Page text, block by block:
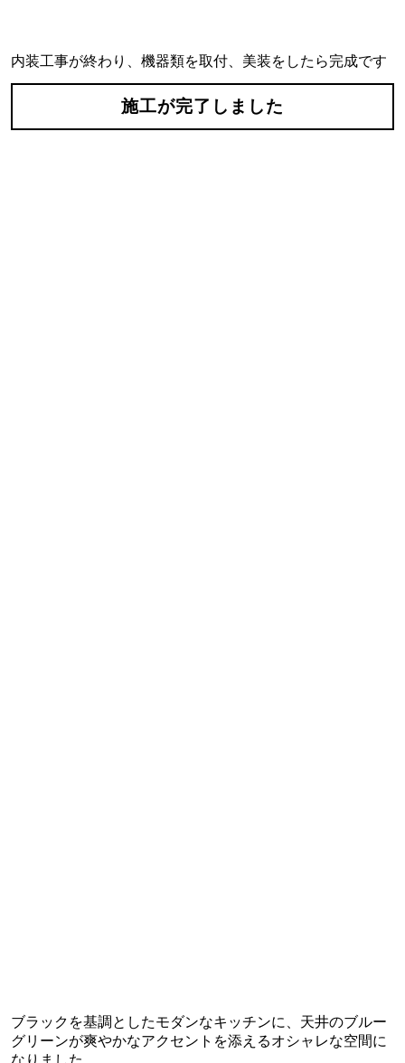
内装工事が終わり、機器類を取付、美装をしたら完成です
施工が完了しました
ブラックを基調としたモダンなキッチンに、天井のブルー
グリーンが爽やかなアクセントを添えるオシャレな空間に
なりました。